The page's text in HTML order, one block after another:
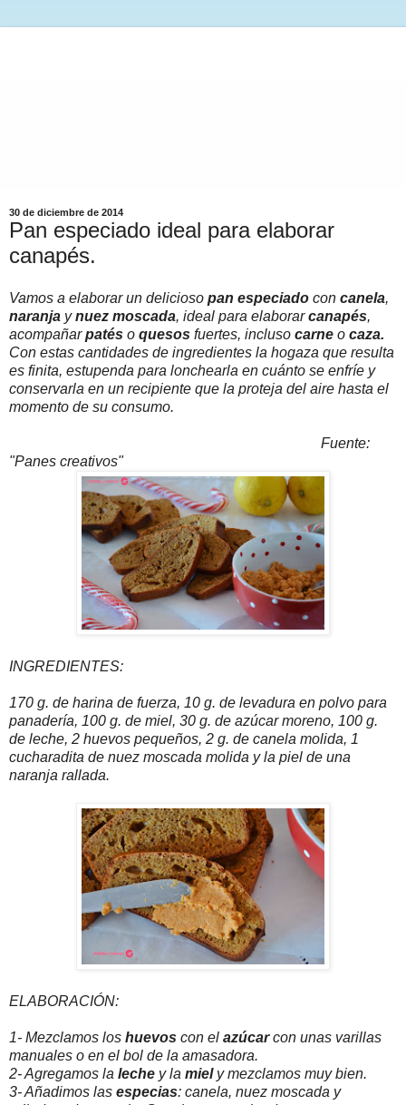
30 de diciembre de 2014
Pan especiado ideal para elaborar
canapés.
Vamos a elaborar un delicioso pan especiado con canela,
naranja ynuez moscada, ideal para elaborarcanapés,
acompañarpatés o quesos fuertes, incluso carne o caza.
Con estas cantidades de ingredientes la hogaza que resulta
es finita, estupenda para lonchearla en cuánto se enfríe y
conservarla en un recipiente que la proteja del aire hasta el
momento de su consumo.
Fuente:
"Panes creativos"
INGREDIENTES:
170 g. de harina de fuerza, 10 g. de levadura en polvo para
panadería, 100 g. de miel, 30 g. de azúcar moreno, 100 g.
de leche, 2 huevos pequeños, 2 g. de canela molida, 1
cucharadita de nuez moscada molida y la piel de una
naranja rallada.
ELABORACIÓN:
1- Mezclamos los huevos con el azúcarcon unas varillas
manuales o en el bol de la amasadora.
2- Agregamos la leche y la miel y mezclamos muy bien.
3- Añadimos las especias: canela, nuez moscada y